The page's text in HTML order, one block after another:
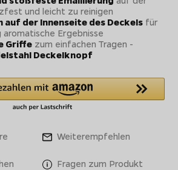
und leicht zu reinigen
der Innenseite des Deckels für
Ergebnisse
Griffe zum einfachen Tragen -
Deckelknopf
Weiterempfehlen
Fragen zum Produkt